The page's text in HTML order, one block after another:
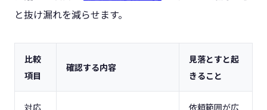
と抜け漏れを減らせます。
比較
項目
確認する内容
見落とすと起
きること
対応
依頼範囲が広